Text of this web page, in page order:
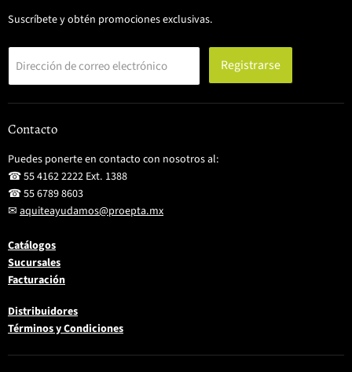
Suscríbete y obtén promociones exclusivas.
Dirección de correo electrónico Registrarse
Contacto
Puedes ponerte en contacto con nosotros al:
☎ 55 4162 2222 Ext. 1388
☎ 55 6789 8603
✉ aquiteayudamos@proepta.mx
Catálogos
Sucursales
Facturación
Distribuidores
Términos y Condiciones